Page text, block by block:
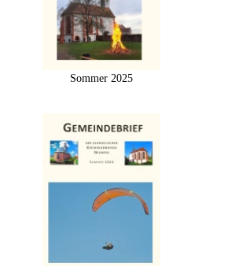
Sommer 2025